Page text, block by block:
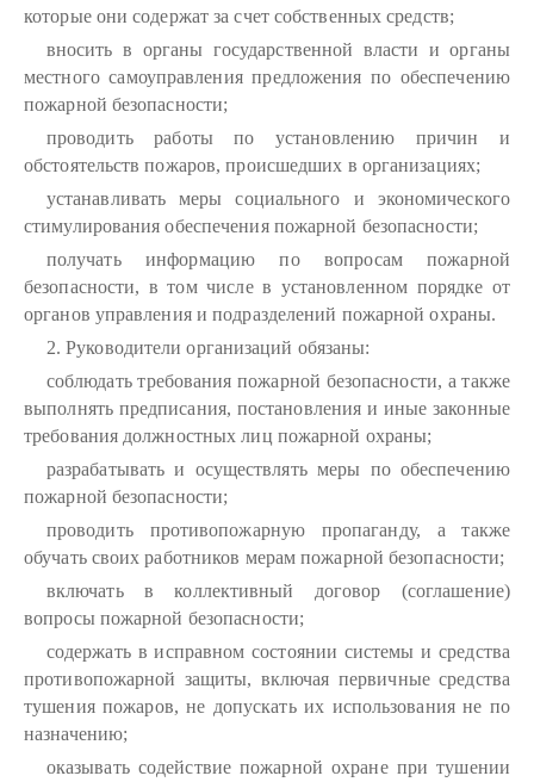
которые они содержат за счет собственных средств;
вносить в органы государственной власти и органы
местного самоуправления предложения по обеспечению
пожарной безопасности;
проводить работы по установлению причин и
обстоятельств пожаров, происшедших в организациях;
устанавливать меры социального и экономического
стимулирования обеспечения пожарной безопасности;
получать информацию по вопросам пожарной
безопасности, в том числе в установленном порядке от
органов управления и подразделений пожарной охраны.
2. Руководители организаций обязаны:
соблюдать требования пожарной безопасности, а также
выполнять предписания, постановления и иные законные
требования должностных лиц пожарной охраны;
разрабатывать и осуществлять меры по обеспечению
пожарной безопасности;
проводить противопожарную пропаганду, а также
обучать своих работников мерам пожарной безопасности;
включать в коллективный договор (соглашение)
вопросы пожарной безопасности;
содержать в исправном состоянии системы и средства
противопожарной защиты, включая первичные средства
тушения пожаров, не допускать их использования не по
назначению;
оказывать содействие пожарной охране при тушении